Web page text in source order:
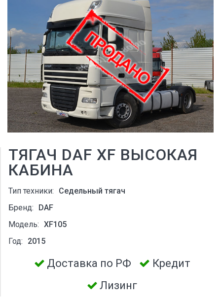
ТЯГАЧ DAF XF ВЫСОКАЯ
КАБИНА
Тип техники:
Седельный тягач
Бренд:
DAF
Модель: XF105
Год:
2015
Доставка по РФ
Кредит
Лизинг